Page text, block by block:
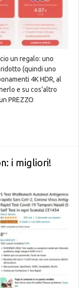
un regalo: uno
(quindi uno
4K HDR, al
e su cos’altro
PREZZO
i migliori!